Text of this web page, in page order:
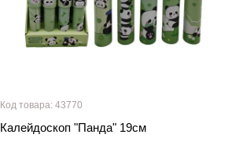
Код товара: 43770
Калейдоскоп "Панда" 19см